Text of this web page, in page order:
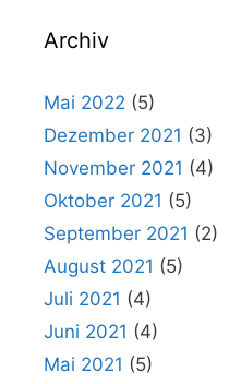
Archiv
Mai 2022 (5)
Dezember 2021 (3)
November 2021 (4)
Oktober 2021 (5)
September 2021 (2)
August 2021 (5)
Juli 2021 (4)
Juni 2021 (4)
Mai 2021 (5)